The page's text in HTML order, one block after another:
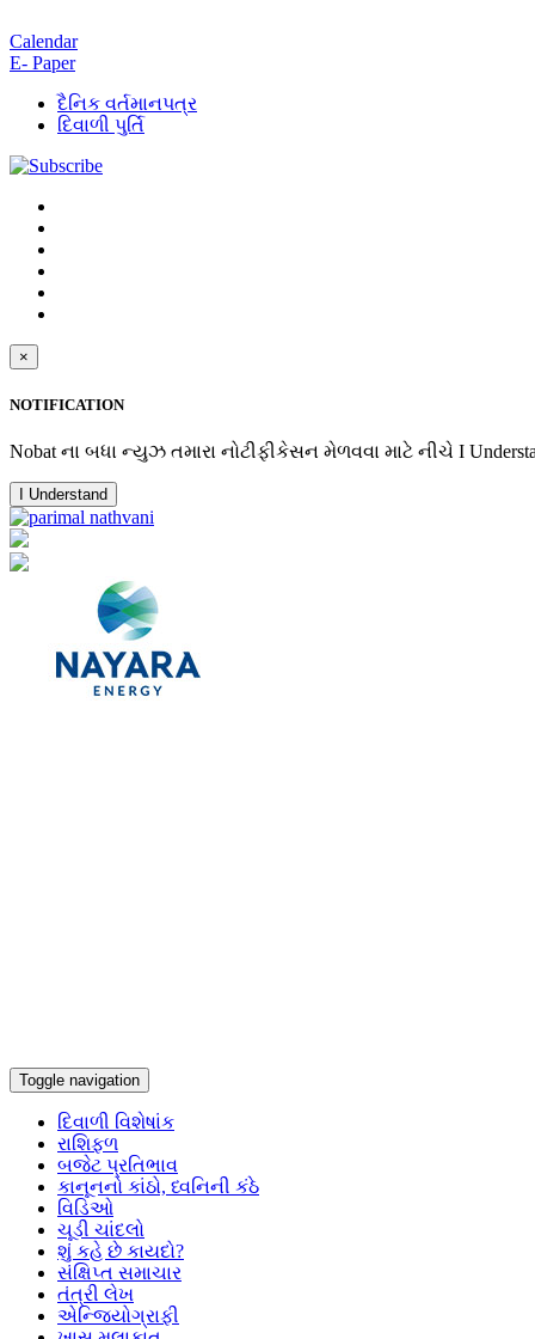
Calendar
E- Paper
દૈનિક વર્તમાનપત્ર
દિવાળી પુર્તિ
×
NOTIFICATION
Nobat ના બધા ન્યુઝ તમારા નોટીફીકેસન મેળવવા માટે નીચે I
I Understand
Toggle navigation
દિવાળી વિશેષાંક
રાશિફળ
બજેટ પ્રતિભાવ
કાનૂનનો કાંઠો, ધ્વનિની કંઠે
વિડિઓ
ચૂડી ચાંદલો
શું કહે છે કાયદો?
સંક્ષિપ્ત સમાચાર
તંત્રી લેખ
એન્જિયોગ્રાફી